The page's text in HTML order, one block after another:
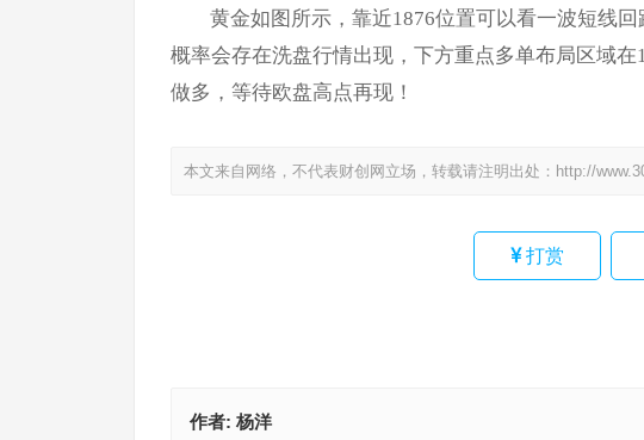
黄金如图所示，靠近1876位置可以看一波短线
概率会存在洗盘行情出现，下方重点多单布局区域
做多，等待欧盘高点再现！
本文来自网络，不代表财创网立场，转载请注明出处： http://
打赏
作者: 杨洋